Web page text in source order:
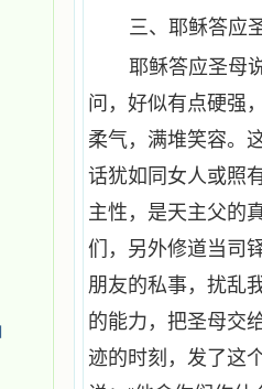
三、耶稣答应
耶稣答应圣母
问，好似有点硬强
柔气，满堆笑容。
话犹如同女人或照
主性，是天主父的
们，另外修道当司
朋友的私事，扰乱
的能力，把圣母交
迹的时刻，发了这